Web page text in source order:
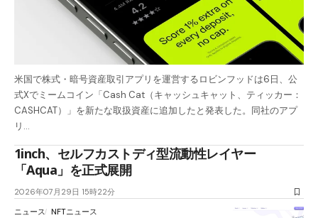
米国で株式・暗号資産取引アプリを運営するロビンフッドは6日、公
式Xでミームコイン「Cash Cat（キャッシュキャット、ティッカー：
CASHCAT）」を新たな取扱資産に追加したと発表した。同社のアプ
リ…
1inch、セルフカストディ型流動性レイヤー
「Aqua」を正式展開
2026年07月29日 15時22分
ニュース NFTニュース